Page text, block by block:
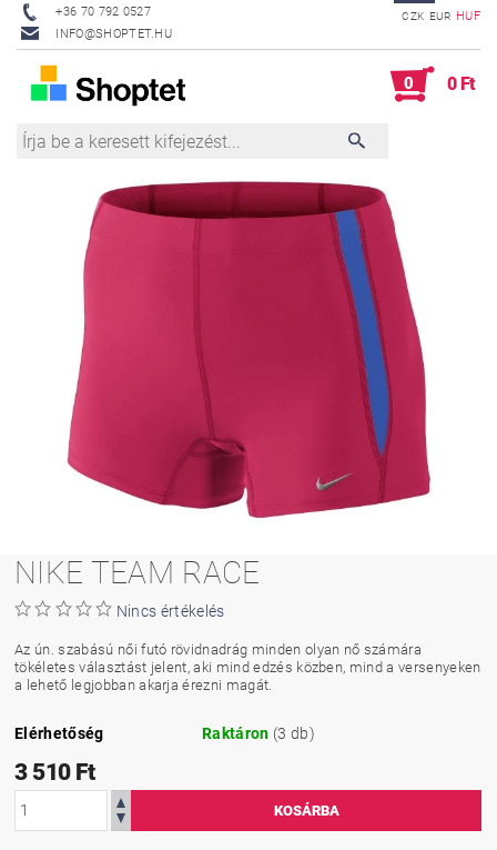
+36 70 792 0527
INFO@SHOPTET.HU
CZK EUR HUF
0 0 Ft
NIKE TEAM RACE
Nincs értékelés
Az ún. szabású női futó rövidnadrág minden olyan nő számára
tökéletes választást jelent, aki mind edzés közben, mind a versenyeken
a lehető legjobban akarja érezni magát.
Elérhetőség Raktáron (3 db)
3 510 Ft